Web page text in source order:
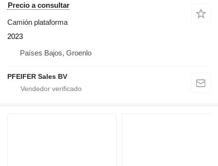
Precio a consultar
Camión plataforma
2023
Países Bajos, Groenlo
PFEIFER Sales BV